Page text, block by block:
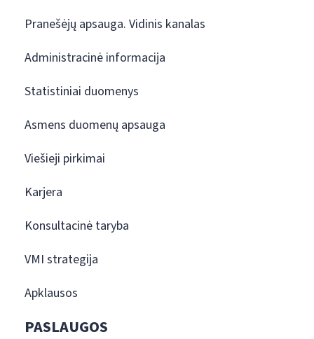
Pranešėjų apsauga. Vidinis kanalas
Administracinė informacija
Statistiniai duomenys
Asmens duomenų apsauga
Viešieji pirkimai
Karjera
Konsultacinė taryba
VMI strategija
Apklausos
PASLAUGOS